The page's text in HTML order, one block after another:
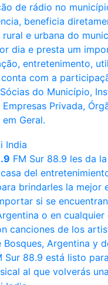
de rádio no
beneficia
e urbana do
dia e presta um
entretenimento,
com a
do Município,
Empresas Privada,
Geral.
FM Sur 88.9 les da
del
brindarles la mejor
si se
o en
canciones de los
Bosques, Argentina y
Sur 88.9 está listo
al que volverás